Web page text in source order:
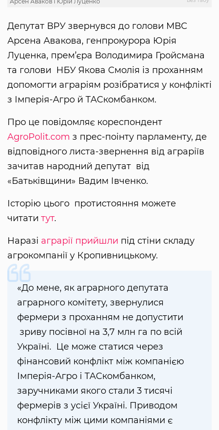
Депутат ВРУ звернувся до голови МВС
Арсена Авакова, генпрокурора Юрія
Луценка, прем’єра Володимира Гройсмана
та голови НБУ Якова Смолія із проханням
допомогти аграріям розібратися у конфлікті
з Імперія-Агро й ТАСкомбанком.
Про це повідомляє кореспондент
AgroPolit.com з прес-поінту парламенту, де
відповідного листа-звернення від аграріїв
зачитав народний депутат від
«Батьківщини» Вадим Івченко.
Історію цього протистояння можете
читати тут.
Наразі аграрії прийшли під стіни складу
агрокомпанії у Кропивницькому.
«До мене, як аграрного депутата
аграрного комітету, звернулися
фермери з проханням не допустити
зриву посівної на 3,7 млн га по всій
Україні. Це може статися через
фінансовий конфлікт між компанією
Імперія-Агро і ТАСкомбанком,
заручниками якого стали 3 тисячі
фермерів з усієї Україні. Приводом
конфлікту між цими компаніями є